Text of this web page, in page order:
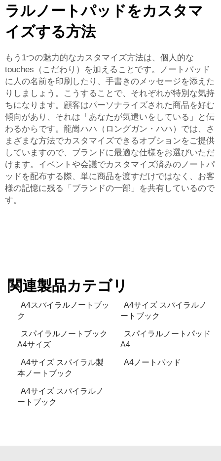
ラルノートパッドをカスタマ
イズする方法
もう1つの魅力的なカスタマイズ方法は、個人的な
touches（こだわり）を加えることです。ノートパッド
に人の名前を印刷したり、手書きのメッセージを添えた
りしましょう。こうすることで、それぞれが特別な気持
ちになります。顧客はパーソナライズされた商品を好む
傾向があり、それは「あなたが気遣いをしている」と伝
わるからです。龍崗ハハ（ロングガン・ハハ）では、さ
まざまな方法でカスタマイズできるオプションをご提供
していますので、ブランドに最適な仕様をお選びいただ
けます。イベントや会議でカスタマイズ済みのノートパ
ッドを配布する際、単に商品を渡すだけではなく、お客
様の記憶に残る「ブランドの一部」を共有しているので
す。
関連製品カテゴリ
A4スパイラルノートブッ
ク
A4サイズ スパイラルノ
ートブック
スパイラルノートブック
A4サイズ
スパイラルノートパッド
A4
A4サイズ スパイラル製
本ノートブック
A4ノートパッド
A4サイズ スパイラルノ
ートブック